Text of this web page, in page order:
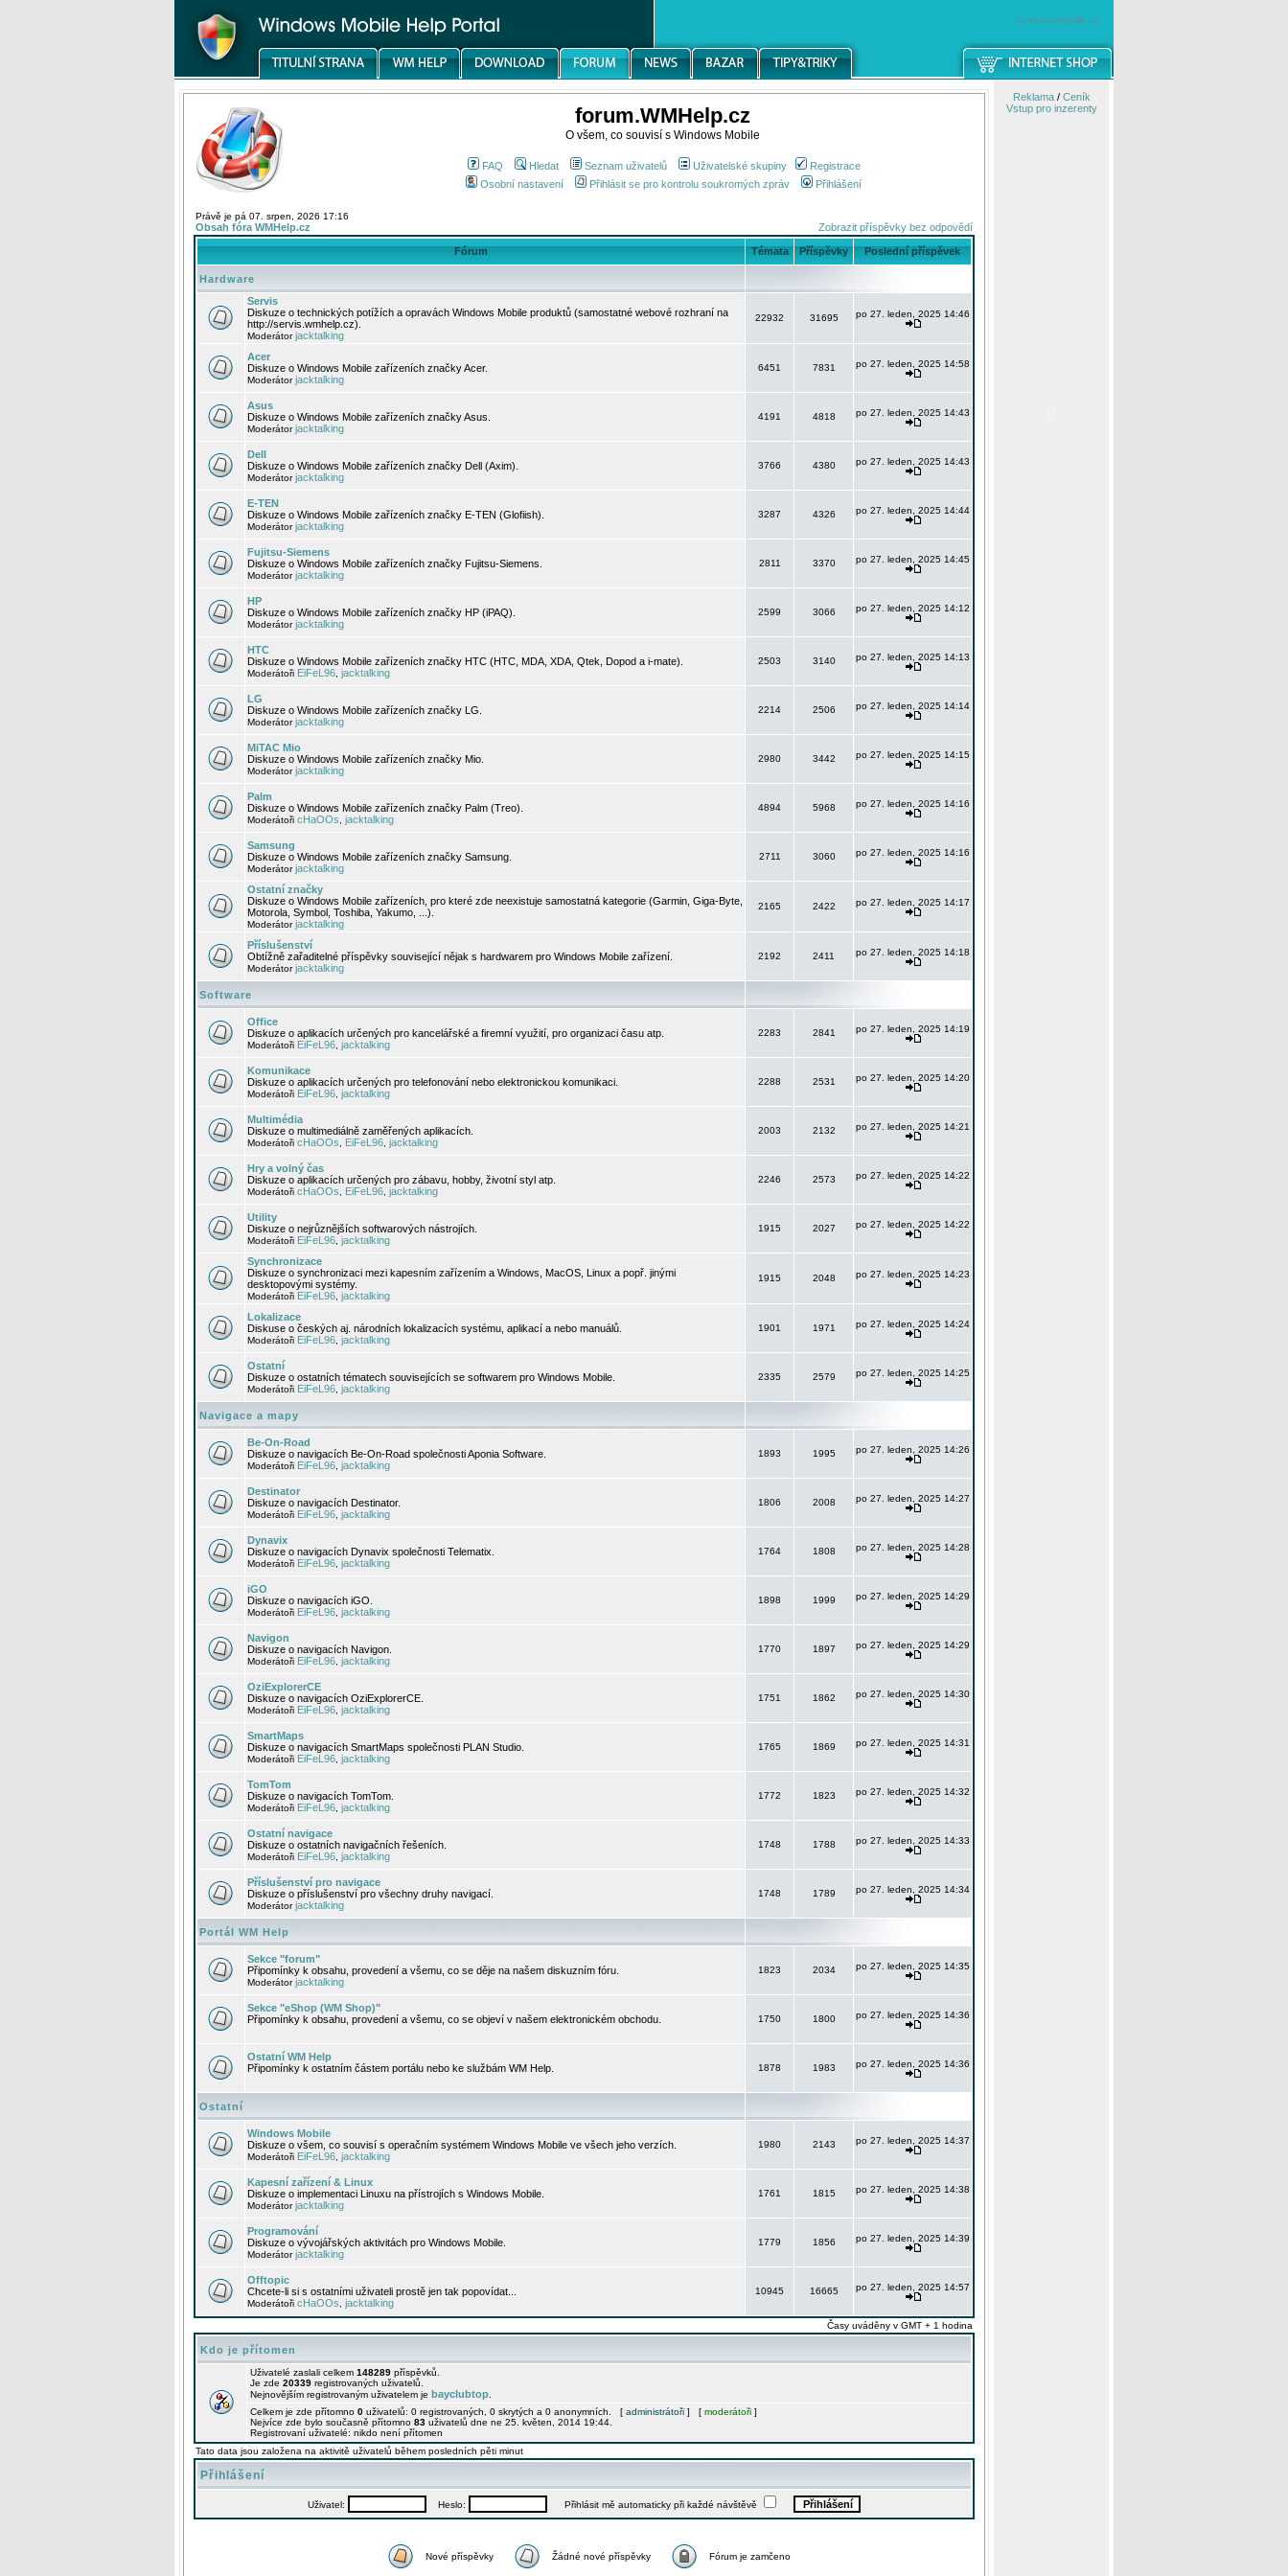
windowsmobile.cz
forum.WMHelp.cz
O všem, co souvisí s Windows Mobile
FAQ Hledat Seznam uživatelů Uživatelské skupiny
Registrace
Osobní nastavení
Přihlásit se pro kontrolu soukromých zpráv Přihlášení
Právě je pá 07. srpen, 2026 17:16
Obsah fóra WMHelp.cz Zobrazit příspěvky bez odpovědí
Fórum Témata Příspěvky Poslední příspěvek
Hardware
Servis
Diskuze o technických potížích a opravách Windows Mobile produktů (samostatné webové rozhraní na
http://servis.wmhelp.cz).
Moderátorjacktalking
22932 31695 po 27. leden, 2025 14:46
Acer
Diskuze o Windows Mobile zařízeních značky Acer.
Moderátorjacktalking
6451 7831 po 27. leden, 2025 14:58
Asus
Diskuze o Windows Mobile zařízeních značky Asus.
Moderátorjacktalking
4191 4818 po 27. leden, 2025 14:43
Dell
Diskuze o Windows Mobile zařízeních značky Dell (Axim).
Moderátorjacktalking
3766 4380 po 27. leden, 2025 14:43
E-TEN
Diskuze o Windows Mobile zařízeních značky E-TEN (Glofiish).
Moderátorjacktalking
3287 4326 po 27. leden, 2025 14:44
Fujitsu-Siemens
Diskuze o Windows Mobile zařízeních značky Fujitsu-Siemens.
Moderátorjacktalking
2811 3370 po 27. leden, 2025 14:45
HP
Diskuze o Windows Mobile zařízeních značky HP (iPAQ).
Moderátorjacktalking
2599 3066 po 27. leden, 2025 14:12
HTC
Diskuze o Windows Mobile zařízeních značky HTC (HTC, MDA, XDA, Qtek, Dopod a i-mate).
Moderátoři EiFeL96 jacktalking
2503 3140 po 27. leden, 2025 14:13
LG
Diskuze o Windows Mobile zařízeních značky LG.
Moderátorjacktalking
2214 2506 po 27. leden, 2025 14:14
MiTAC Mio
Diskuze o Windows Mobile zařízeních značky Mio.
Moderátorjacktalking
2980 3442 po 27. leden, 2025 14:15
Palm
Diskuze o Windows Mobile zařízeních značky Palm (Treo).
Moderátoři cHaOOs jacktalking
4894 5968 po 27. leden, 2025 14:16
Samsung
Diskuze o Windows Mobile zařízeních značky Samsung.
Moderátorjacktalking
2711 3060 po 27. leden, 2025 14:16
Ostatní značky
Diskuze o Windows Mobile zařízeních, pro které zde neexistuje samostatná kategorie (Garmin, Giga-Byte,
Motorola, Symbol, Toshiba, Yakumo, ...).
Moderátorjacktalking
2165 2422 po 27. leden, 2025 14:17
Příslušenství
Obtížně zařaditelné příspěvky související nějak s hardwarem pro Windows Mobile zařízení.
Moderátorjacktalking
2192 2411 po 27. leden, 2025 14:18
Software
Office
Diskuze o aplikacích určených pro kancelářské a firemní využití, pro organizaci času atp.
Moderátoři EiFeL96 jacktalking
2283 2841 po 27. leden, 2025 14:19
Komunikace
Diskuze o aplikacích určených pro telefonování nebo elektronickou komunikaci.
Moderátoři EiFeL96 jacktalking
2288 2531 po 27. leden, 2025 14:20
Multimédia
Diskuze o multimediálně zaměřených aplikacích.
Moderátoři cHaOOs EiFeL96 jacktalking
2003 2132 po 27. leden, 2025 14:21
Hry a volný čas
Diskuze o aplikacích určených pro zábavu, hobby, životní styl atp.
Moderátoři cHaOOs EiFeL96 jacktalking
2246 2573 po 27. leden, 2025 14:22
Utility
Diskuze o nejrůznějších softwarových nástrojích.
Moderátoři EiFeL96 jacktalking
1915 2027 po 27. leden, 2025 14:22
Synchronizace
Diskuze o synchronizaci mezi kapesním zařízením a Windows, MacOS, Linux a popř. jinými
desktopovými systémy.
Moderátoři EiFeL96 jacktalking
1915 2048 po 27. leden, 2025 14:23
Lokalizace
Diskuse o českých aj. národních lokalizacích systému, aplikací a nebo manuálů.
Moderátoři EiFeL96 jacktalking
1901 1971 po 27. leden, 2025 14:24
Ostatní
Diskuze o ostatních tématech souvisejících se softwarem pro Windows Mobile.
Moderátoři EiFeL96 jacktalking
2335 2579 po 27. leden, 2025 14:25
Navigace a mapy
Be-On-Road
Diskuze o navigacích Be-On-Road společnosti Aponia Software.
Moderátoři EiFeL96 jacktalking
1893 1995 po 27. leden, 2025 14:26
Destinator
Diskuze o navigacích Destinator.
Moderátoři EiFeL96 jacktalking
1806 2008 po 27. leden, 2025 14:27
Dynavix
Diskuze o navigacích Dynavix společnosti Telematix.
Moderátoři EiFeL96 jacktalking
1764 1808 po 27. leden, 2025 14:28
iGO
Diskuze o navigacích iGO.
Moderátoři EiFeL96 jacktalking
1898 1999 po 27. leden, 2025 14:29
Navigon
Diskuze o navigacích Navigon.
Moderátoři EiFeL96 jacktalking
1770 1897 po 27. leden, 2025 14:29
OziExplorerCE
Diskuze o navigacích OziExplorerCE.
Moderátoři EiFeL96 jacktalking
1751 1862 po 27. leden, 2025 14:30
SmartMaps
Diskuze o navigacích SmartMaps společnosti PLAN Studio.
Moderátoři EiFeL96 jacktalking
1765 1869 po 27. leden, 2025 14:31
TomTom
Diskuze o navigacích TomTom.
Moderátoři EiFeL96 jacktalking
1772 1823 po 27. leden, 2025 14:32
Ostatní navigace
Diskuze o ostatních navigačních řešeních.
Moderátoři EiFeL96 jacktalking
1748 1788 po 27. leden, 2025 14:33
Příslušenství pro navigace
Diskuze o příslušenství pro všechny druhy navigací.
Moderátorjacktalking
1748 1789 po 27. leden, 2025 14:34
Portál WM Help
Sekce "forum"
Připomínky k obsahu, provedení a všemu, co se děje na našem diskuzním fóru.
Moderátorjacktalking
1823 2034 po 27. leden, 2025 14:35
Sekce "eShop (WM Shop)"
Připomínky k obsahu, provedení a všemu, co se objeví v našem elektronickém obchodu.
1750 1800 po 27. leden, 2025 14:36
Ostatní WM Help
Připomínky k ostatním částem portálu nebo ke službám WM Help.
1878 1983 po 27. leden, 2025 14:36
Ostatní
Windows Mobile
Diskuze o všem, co souvisí s operačním systémem Windows Mobile ve všech jeho verzích.
Moderátoři EiFeL96 jacktalking
1980 2143 po 27. leden, 2025 14:37
Kapesní zařízení & Linux
Diskuze o implementaci Linuxu na přístrojích s Windows Mobile.
Moderátorjacktalking
1761 1815 po 27. leden, 2025 14:38
Programování
Diskuze o vývojářských aktivitách pro Windows Mobile.
Moderátorjacktalking
1779 1856 po 27. leden, 2025 14:39
Offtopic
Chcete-li si s ostatními uživateli prostě jen tak popovídat...
Moderátoři cHaOOs jacktalking
10945 16665 po 27. leden, 2025 14:57
Časy uváděny v GMT + 1 hodina
Kdo je přítomen
Uživatelé zaslali celkem 148289 příspěvků.
Je zde 20339 registrovaných uživatelů.
Nejnovějším registrovaným uživatelem je bayclubtop
Celkem je zde přítomno 0 uživatelů: 0 registrovaných, 0 skrytých a 0 anonymních. [ administrátoři ] [ moderátoři ]
Nejvíce zde bylo současně přítomno 83 uživatelů dne ne 25. květen, 2014 19:44.
Registrovaní uživatelé: nikdo není přítomen
Tato data jsou založena na aktivitě uživatelů během posledních pěti minut
Přihlášení
Uživatel: Heslo: Přihlásit mě automaticky při každé návštěvě
Nové příspěvky Žádné nové příspěvky Fórum je zamčeno
Reklama/ Ceník
Vstup pro inzerenty